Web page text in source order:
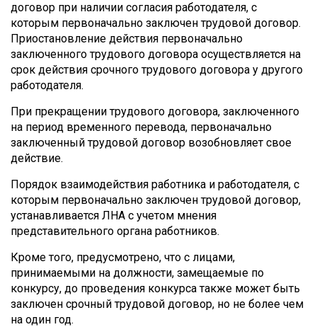
договор при наличии согласия работодателя, с
которым первоначально заключен трудовой договор.
Приостановление действия первоначально
заключенного трудового договора осуществляется на
срок действия срочного трудового договора у другого
работодателя.
При прекращении трудового договора, заключенного
на период временного перевода, первоначально
заключенный трудовой договор возобновляет свое
действие.
Порядок взаимодействия работника и работодателя, с
которым первоначально заключен трудовой договор,
устанавливается ЛНА с учетом мнения
представительного органа работников.
Кроме того, предусмотрено, что с лицами,
принимаемыми на должности, замещаемые по
конкурсу, до проведения конкурса также может быть
заключен срочный трудовой договор, но не более чем
на один год.